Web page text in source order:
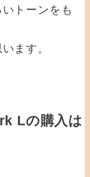
トーンをも
ます。
Lの購入は